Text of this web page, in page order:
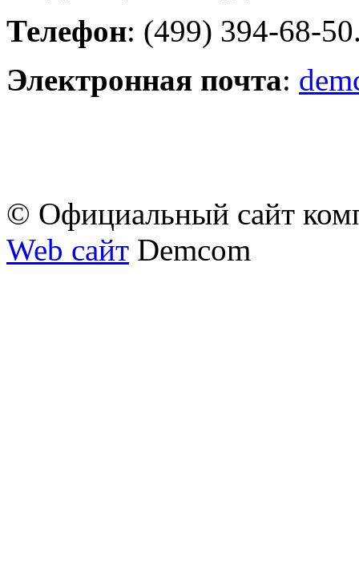
Телефон: (499) 394-68-
Электронная почта:
© Официальный сайт
Web сайт Demcom